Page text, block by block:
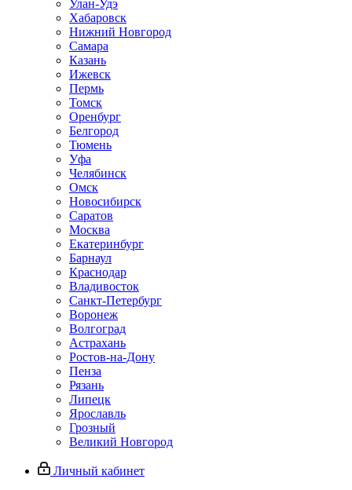
Улан-Удэ
Хабаровск
Нижний Новгород
Самара
Казань
Ижевск
Пермь
Томск
Оренбург
Белгород
Тюмень
Уфа
Челябинск
Омск
Новосибирск
Саратов
Москва
Екатеринбург
Барнаул
Краснодар
Владивосток
Санкт-Петербург
Воронеж
Волгоград
Астрахань
Ростов-на-Дону
Пенза
Рязань
Липецк
Ярославль
Грозный
Великий Новгород
Личный кабинет